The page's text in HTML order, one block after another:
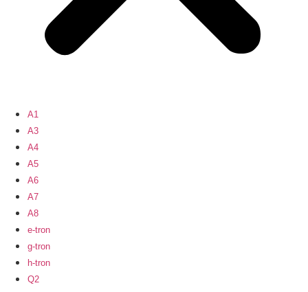
A1
A3
A4
A5
A6
A7
A8
e-tron
g-tron
h-tron
Q2